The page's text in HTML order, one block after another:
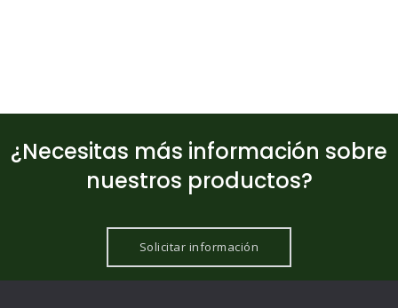
¿Necesitas más información sobre
nuestros productos?
Solicitar información